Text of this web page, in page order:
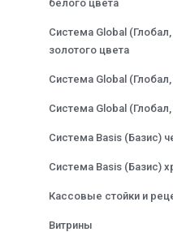
белого цвета
Система Global
золотого цвета
Система Global
Система Global
Система Basis (Базис)
Система Basis (Базис)
Кассовые стойки и
Витрины